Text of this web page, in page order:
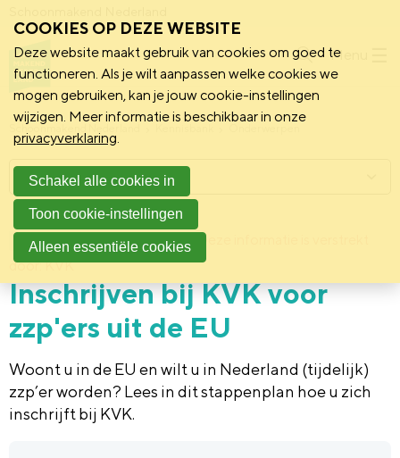
Menu
Schoonmakend Nederland
Achtergrond 20 februari 2020
Deze informatie is verstrekt
door: KVK
Inschrijven bij KVK voor
zzp'ers uit de EU
Woont u in de EU en wilt u in Nederland (tijdelijk)
zzp’er worden? Lees in dit stappenplan hoe u zich
inschrijft bij KVK.
Menu
COOKIES OP DEZE WEBSITE
Deze website maakt gebruik van cookies om goed te
functioneren. Als je wilt aanpassen welke cookies we
mogen gebruiken, kan je jouw cookie-instellingen
wijzigen. Meer informatie is beschikbaar in onze
privacyverklaring.
Schakel alle cookies in
Toon cookie-instellingen
Alleen essentiële cookies